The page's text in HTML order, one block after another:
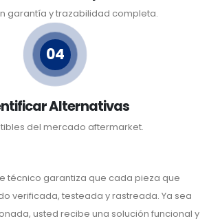
garantía y trazabilidad completa.
04
Alternativas
del mercado aftermarket.
técnico garantiza que cada pieza que
verificada, testeada y rastreada. Ya sea
usted recibe una solución funcional y